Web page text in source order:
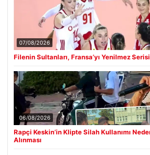
07/08/2026
Filenin Sultanları, Fransa’yı Yenilmez
06/08/2026
Rapçi Keskin’in Klipte Silah Kullanımı
Alınması